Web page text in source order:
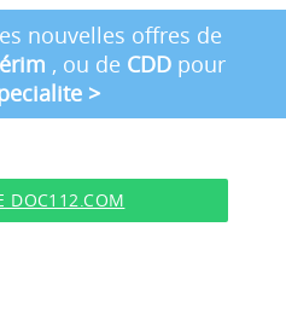
nouvelles offres de
, ou de CDDpour
>
DOC112.COM